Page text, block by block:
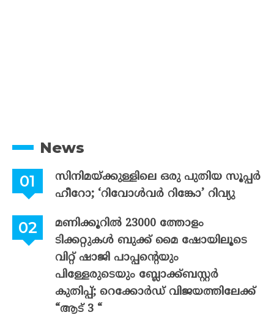
News
സിനിമയ്ക്കുള്ളിലെ ഒരു പുതിയ സൂപ്പർ
ഹീറോ; ‘റിവോൾവർ റിങ്കോ’ റിവ്യു
മണിക്കൂറിൽ 23000 ത്തോളം
ടിക്കറ്റുകൾ ബുക്ക് മൈ ഷോയിലൂടെ
വിറ്റ് ഷാജി പാപ്പന്റെയും
പിള്ളേരുടെയും ബ്ലോക്ക്ബസ്റ്റർ
കുതിപ്പ്; റെക്കോർഡ് വിജയത്തിലേക്ക്
“ആട് 3 “